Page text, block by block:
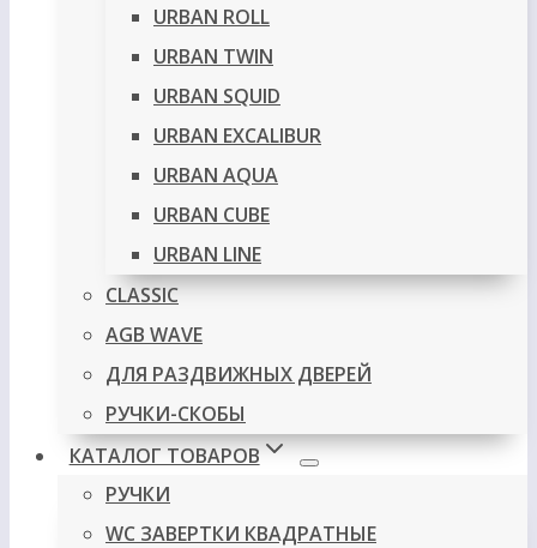
URBAN ROLL
URBAN TWIN
URBAN SQUID
URBAN EXCALIBUR
URBAN AQUA
URBAN CUBE
URBAN LINE
CLASSIC
AGB WAVE
ДЛЯ РАЗДВИЖНЫХ ДВЕРЕЙ
РУЧКИ-СКОБЫ
КАТАЛОГ ТОВАРОВ
РУЧКИ
WC ЗАВЕРТКИ КВАДРАТНЫЕ